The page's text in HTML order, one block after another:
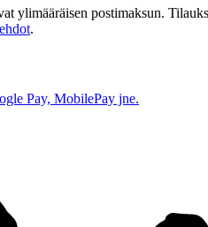
ylimääräisen postimaksun.
.
Pay, MobilePay jne.